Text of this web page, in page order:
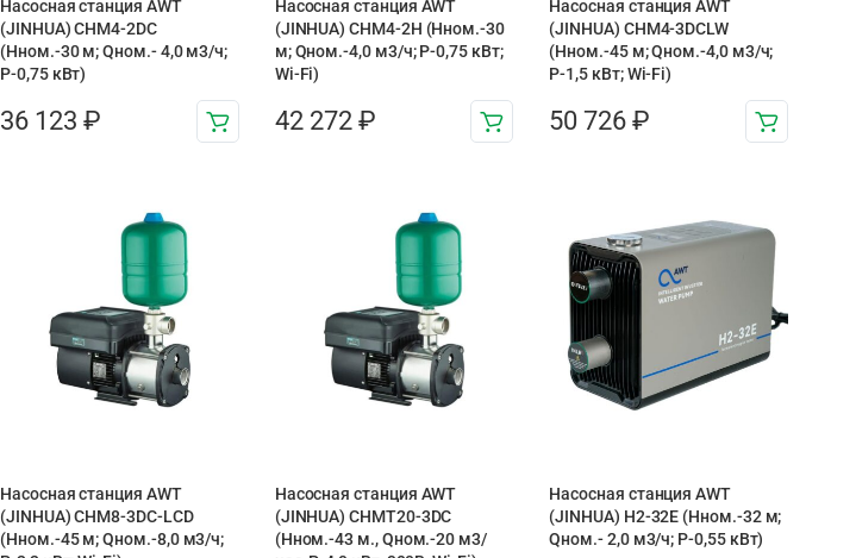
Насосная станция AWT
(JINHUA) CHM4-2DC
(Hном.-30 м; Qном.- 4,0 м3/ч;
P-0,75 кВт)
36 123 ₽
Насосная станция AWT
(JINHUA) CHM4-2H (Hном.-30
м; Qном.-4,0 м3/ч; P-0,75 кВт;
Wi-Fi)
42 272 ₽
Насосная станция AWT
(JINHUA) CHM4-3DCLW
(Hном.-45 м; Qном.-4,0 м3/ч;
P-1,5 кВт; Wi-Fi)
50 726₽
Насосная станция AWT
(JINHUA) CHM8-3DC-LCD
(Нном.-45 м; Qном.-8,0 м3/ч;
Насосная станция AWT
(JINHUA) CHMT20-3DC
(Нном.-43 м., Qном.-20 м3/
Насосная станция AWT
(JINHUA) H2-32E (Hном.-32 м;
Qном.- 2,0 м3/ч; P-0,55 кВт)